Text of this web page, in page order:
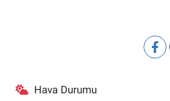
Hava Durumu